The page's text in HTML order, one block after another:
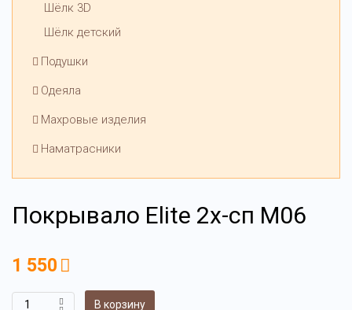
Шёлк 3D
Шёлк детский
Подушки
Одеяла
Махровые изделия
Наматрасники
Покрывало Elite 2х-сп М06
1 550
В корзину